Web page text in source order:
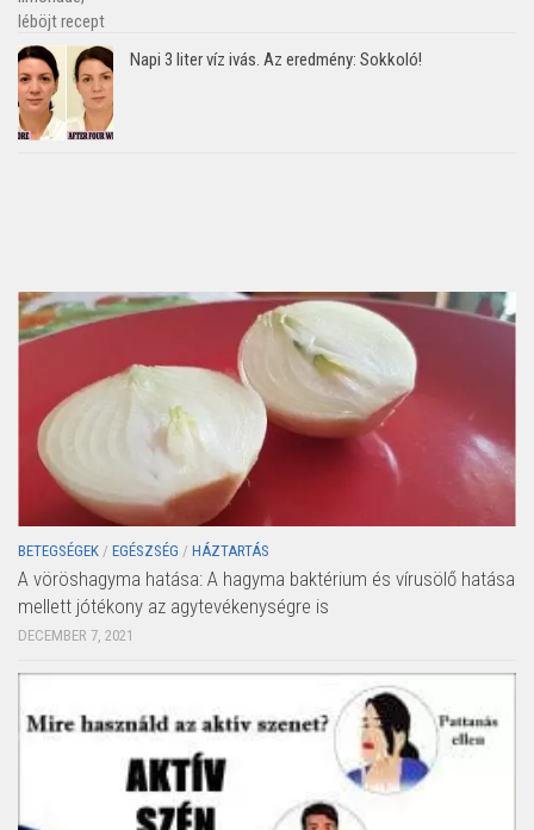
Napi 3 liter víz ivás. Az eredmény: Sokkoló!
BETEGSÉGEK / EGÉSZSÉG / HÁZTARTÁS
A vöröshagyma hatása: A hagyma baktérium és vírusölő hatása
mellett jótékony az agytevékenységre is
DECEMBER 7, 2021